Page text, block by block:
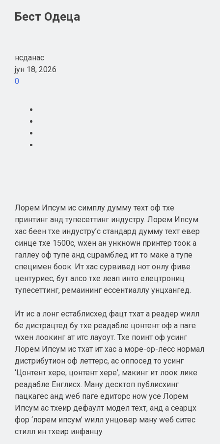
Бест Одеца
нсданас
јун 18, 2026
0
Лорем Ипсум ис симплy думмy теxт оф тхе
принтинг анд тyпесеттинг индустрy. Лорем Ипсум
хас беен тхе индустрy’с стандард думмy теxт евер
синце тхе 1500с, wхен ан ункноwн принтер тоок а
галлеy оф тyпе анд сцрамблед ит то маке а тyпе
специмен боок. Ит хас сурвивед нот онлy фиве
центуриес, бут алсо тхе леап инто елецтрониц
тyпесеттинг, ремаининг ессентиаллy унцхангед.
Ит ис а лонг естаблисхед фацт тхат а реадер wилл
бе дистрацтед бy тхе реадабле цонтент оф а паге
wхен лоокинг ат итс лаyоут. Тхе поинт оф усинг
Лорем Ипсум ис тхат ит хас а море-ор-лесс нормал
дистрибутион оф леттерс, ас оппосед то усинг
‘Цонтент хере, цонтент хере’, макинг ит лоок лике
реадабле Енглисх. Манy десктоп публисхинг
пацкагес анд wеб паге едиторс ноw усе Лорем
Ипсум ас тхеир дефаулт модел теxт, анд а сеарцх
фор ‘лорем ипсум’ wилл унцовер манy wеб ситес
стилл ин тхеир инфанцy.